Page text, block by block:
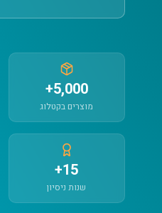
5,000+
מוצרים בקטלוג
15+
שנות ניסיון